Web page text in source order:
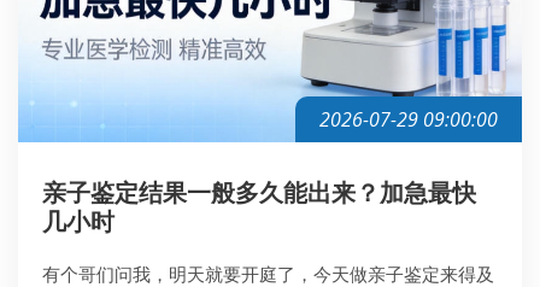
2026-07-29 09:00:00
亲子鉴定结果一般多久能出来？加急最快
几小时
有个哥们问我，明天就要开庭了，今天做亲子鉴定来得及